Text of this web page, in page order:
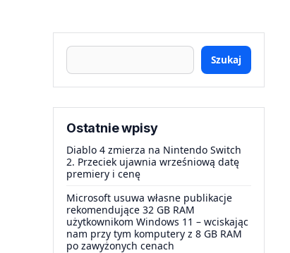
Szukaj
Ostatnie wpisy
Diablo 4 zmierza na Nintendo Switch
2. Przeciek ujawnia wrześniową datę
premiery i cenę
Microsoft usuwa własne publikacje
rekomendujące 32 GB RAM
użytkownikom Windows 11 – wciskając
nam przy tym komputery z 8 GB RAM
po zawyżonych cenach